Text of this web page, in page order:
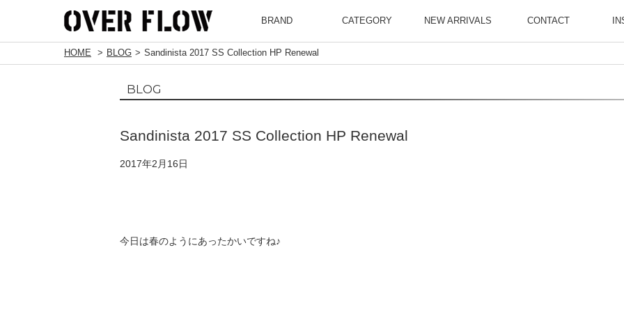
BRAND CATEGORY NEW ARRIVALS CONTACT
HOME BLOG Sandinista 2017 SS Collection HP Renewal
BLOG
Sandinista 2017 SS Collection HP Renewal
2017年2月16日
今日は春のようにあったかいですね♪